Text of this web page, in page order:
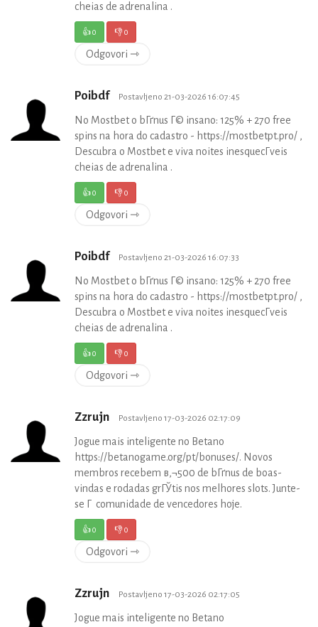
cheias de adrenalina .
👍0 👎0
Odgovori ⇾
Poibdf Postavljeno 21-03-2026 16:07:45
No Mostbet o bГґnus Г© insano: 125% + 270 free
spins na hora do cadastro - https://mostbetpt.pro/ ,
Descubra o Mostbet e viva noites inesquecГ­veis
cheias de adrenalina .
👍0 👎0
Odgovori ⇾
Poibdf Postavljeno 21-03-2026 16:07:33
No Mostbet o bГґnus Г© insano: 125% + 270 free
spins na hora do cadastro - https://mostbetpt.pro/ ,
Descubra o Mostbet e viva noites inesquecГ­veis
cheias de adrenalina .
👍0 👎0
Odgovori ⇾
Zzrujn Postavljeno 17-03-2026 02:17:09
Jogue mais inteligente no Betano
https://betanogame.org/pt/bonuses/. Novos
membros recebem в‚¬500 de bГґnus de boas-
vindas e rodadas grГЎtis nos melhores slots. Junte-
se Г comunidade de vencedores hoje.
👍0 👎0
Odgovori ⇾
Zzrujn Postavljeno 17-03-2026 02:17:05
Jogue mais inteligente no Betano